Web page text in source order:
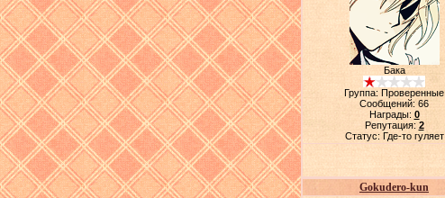
Бака
Группа: Проверенные
Сообщений: 66
Награды: 0
Репутация: 2
Статус: Где-то гуляет
Gokudero-kun